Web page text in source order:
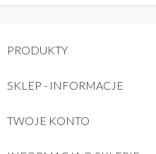
PRODUKTY
SKLEP - INFORMACJE
TWOJE KONTO